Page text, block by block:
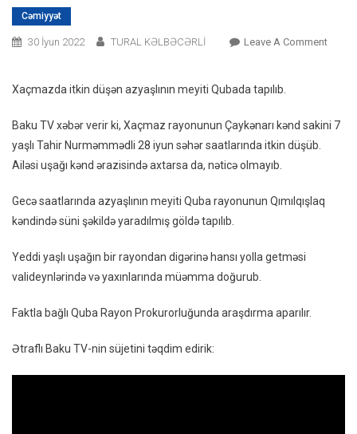
Cəmiyyət
30 İyun 2022 TURAL KƏLBƏCƏRLİ Leave A CommentOn
Ölümü
Xaçmazda itkin düşən azyaşlının meyiti Qubada tapılıb.
Baku TV xəbər verir ki, Xaçmaz rayonunun Çaykənarı kənd sakini 7
yaşlı Tahir Nurməmmədli 28 iyun səhər saatlarında itkin düşüb.
Ailəsi uşağı kənd ərazisində axtarsa da, nəticə olmayıb.
Gecə saatlarında azyaşlının meyiti Quba rayonunun Qımılqışlaq
kəndində süni şəkildə yaradılmış göldə tapılıb.
Yeddi yaşlı uşağın bir rayondan digərinə hansı yolla getməsi
valideynlərində və yaxınlarında müəmma doğurub.
Faktla bağlı Quba Rayon Prokurorluğunda araşdırma aparılır.
Ətraflı Baku TV-nin süjetini təqdim edirik: